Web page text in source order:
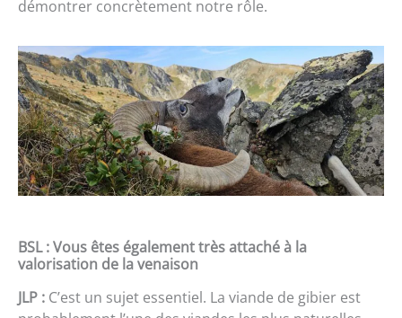
démontrer concrètement notre rôle.
BSL : Vous êtes également très attaché à la
valorisation de la venaison
JLP : C’est un sujet essentiel. La viande de gibier est